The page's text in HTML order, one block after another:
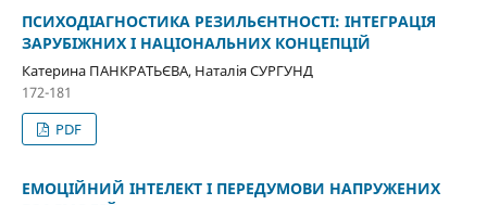
ПСИХОДІАГНОСТИКА РЕЗИЛЬЄНТНОСТІ: ІНТЕГРАЦІЯ
ЗАРУБІЖНИХ І НАЦІОНАЛЬНИХ КОНЦЕПЦІЙ
Катерина ПАНКРАТЬЄВА, Наталія СУРГУНД
172-181
PDF
ЕМОЦІЙНИЙ ІНТЕЛЕКТ І ПЕРЕДУМОВИ НАПРУЖЕНИХ